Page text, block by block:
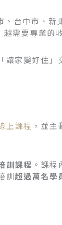
台中市、
需要專業的
家變好住
上課程 ，並
訓課程 。課
訓超過萬名學